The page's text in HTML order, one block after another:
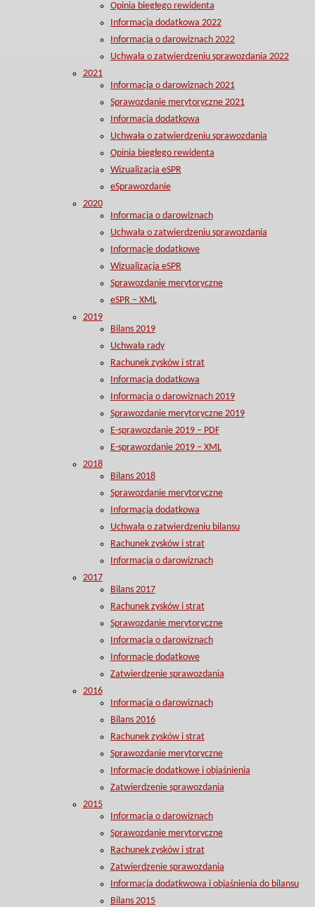
Opinia biegłego rewidenta
Informacja dodatkowa 2022
Informacja o darowiznach 2022
Uchwała o zatwierdzeniu sprawozdania 2022
2021
Informacja o darowiznach 2021
Sprawozdanie merytoryczne 2021
Informacja dodatkowa
Uchwała o zatwierdzeniu sprawozdania
Opinia biegłego rewidenta
Wizualizacja eSPR
eSprawozdanie
2020
Informacja o darowiznach
Uchwała o zatwierdzeniu sprawozdania
Informacje dodatkowe
Wizualizacja eSPR
Sprawozdanie merytoryczne
eSPR – XML
2019
Bilans 2019
Uchwała rady
Rachunek zysków i strat
Informacja dodatkowa
Informacja o darowiznach 2019
Sprawozdanie merytoryczne 2019
E-sprawozdanie 2019 – PDF
E-sprawozdanie 2019 – XML
2018
Bilans 2018
Sprawozdanie merytoryczne
Informacja dodatkowa
Uchwała o zatwierdzeniu bilansu
Rachunek zysków i strat
Informacja o darowiznach
2017
Bilans 2017
Rachunek zysków i strat
Sprawozdanie merytoryczne
Informacja o darowiznach
Informacje dodatkowe
Zatwierdzenie sprawozdania
2016
Informacja o darowiznach
Bilans 2016
Rachunek zysków i strat
Sprawozdanie merytoryczne
Informacje dodatkowe i objaśnienia
Zatwierdzenie sprawozdania
2015
Informacja o darowiznach
Sprawozdanie merytoryczne
Rachunek zysków i strat
Zatwierdzenie sprawozdania
Informacja dodatkwowa i objaśnienia do bilansu
Bilans 2015